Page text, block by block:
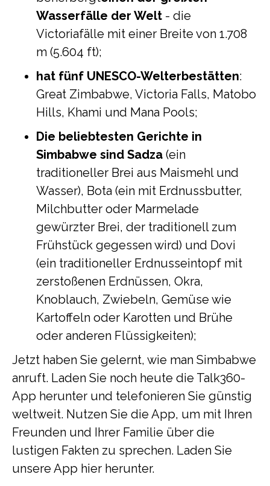
Wasserfälle der Welt - die
Victoriafälle mit einer Breite von 1.708
m (5.604 ft);
hat fünf UNESCO-Welterbestätten:
Great Zimbabwe, Victoria Falls, Matobo
Hills, Khami und Mana Pools;
Die beliebtesten Gerichte in
Simbabwe sind Sadza (ein
traditioneller Brei aus Maismehl und
Wasser), Bota (ein mit Erdnussbutter,
Milchbutter oder Marmelade
gewürzter Brei, der traditionell zum
Frühstück gegessen wird) und Dovi
(ein traditioneller Erdnusseintopf mit
zerstoßenen Erdnüssen, Okra,
Knoblauch, Zwiebeln, Gemüse wie
Kartoffeln oder Karotten und Brühe
oder anderen Flüssigkeiten);
Jetzt haben Sie gelernt, wie man Simbabwe
anruft. Laden Sie noch heute die Talk360-
App herunter und telefonieren Sie günstig
weltweit. Nutzen Sie die App, um mit Ihren
Freunden und Ihrer Familie über die
lustigen Fakten zu sprechen. Laden Sie
unsere App hier herunter.